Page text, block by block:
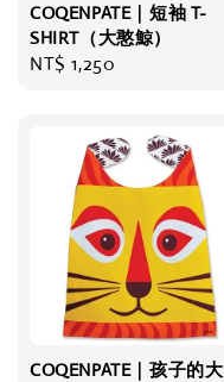
COQENPATE｜短袖 T-
SHIRT（大憨鯨）
Regular
NT$ 1,250
COQENPATE｜孩子的大